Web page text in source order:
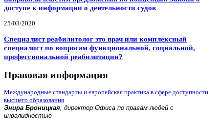
доступе к информации о деятельности судов
25/03/2020
Специалист реабилитолог это врач или комплексный
специалист по вопросам функциональной, социальной,
профессиональной реабилитации?
Правовая информация
Международные стандарты и европейская практика в сфере доступности
высшего образования
Энира Броницкая, директор Офиса по правам людей с
инвалидностью